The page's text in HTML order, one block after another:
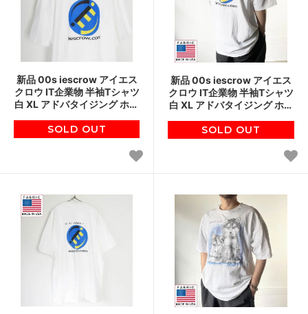
新品 00s iescrow アイエス
クロウ IT企業物 半袖Tシャツ
白 XL アドバタイジング ホワ
トック D151
SOLD OUT
新品 00s iescrow アイエス
クロウ IT企業物 半袖Tシャツ
白 XL アドバタイジング ホワ
トック D151
SOLD OUT